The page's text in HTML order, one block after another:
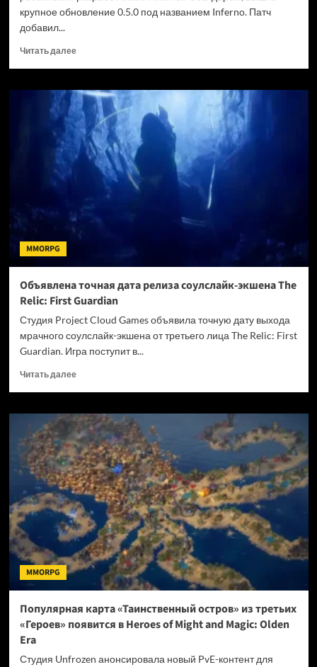
крупное обновление 0.5.0 под названием Inferno. Патч
добавил...
Читать далееПрочитать
Экшен-
рогалик
от
российского
разработчика
VOIN
получил
крупный
патч
0.5.0
MMORPG
Объявлена точная дата релиза соулслайк-экшена The
Relic: First Guardian
Студия Project Cloud Games объявила точную дату выхода
мрачного соулслайк-экшена от третьего лица The Relic: First
Guardian. Игра поступит в...
Читать далееПрочитать
Объявлена
точная
дата
релиза
соулслайк-
экшена
The
Relic:
First
Guardian
MMORPG
Популярная карта «Таинственный остров» из третьих
«Героев» появится в Heroes of Might and Magic: Olden
Era
Студия Unfrozen анонсировала новый PvE-контент для